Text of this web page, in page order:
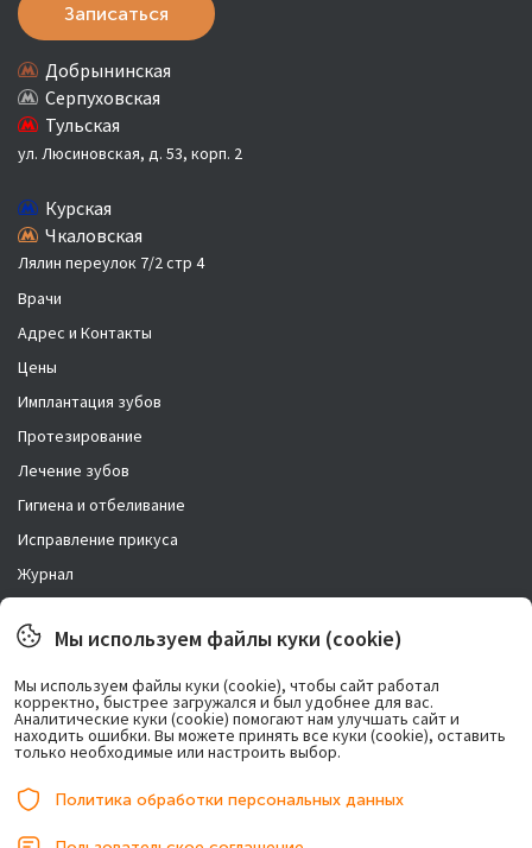
Врачи
Адрес и Контакты
Цены
Имплантация зубов
Протезирование
Лечение зубов
Гигиена и отбеливание
Исправление прикуса
Журнал
Правовая информация
Возможно лечение в рассрочку.
Записаться
Добрынинская
Серпуховская
Тульская
ул. Люсиновская, д. 53, корп. 2
Курская
Чкаловская
Лялин переулок 7/2 стр 4
Мы используем файлы куки (cookie)
Мы используем файлы куки (cookie), чтобы сайт работал
корректно, быстрее загружался и был удобнее для вас.
Аналитические куки (cookie) помогают нам улучшать сайт и
находить ошибки. Вы можете принять все куки (cookie), оставить
только необходимые или настроить выбор.
Политика обработки персональных данных